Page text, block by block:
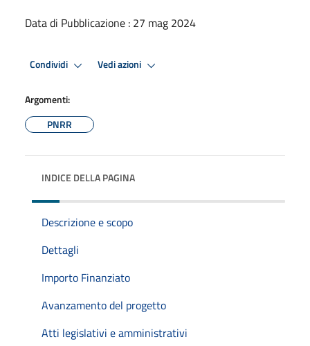
Data di Pubblicazione : 27 mag 2024
Condividi Vedi azioni
Argomenti:
PNRR
INDICE DELLA PAGINA
Descrizione e scopo
Dettagli
Importo Finanziato
Avanzamento del progetto
Atti legislativi e amministrativi